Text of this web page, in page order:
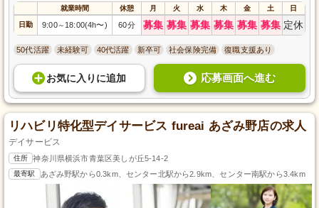
就業時間 休憩 月 火 水 木 金 土 日
日勤 9:00～ 18:00(4h〜) 60分 募集 募集 募集 募集 募集 募集 定休
50代活躍 未経験可 40代活躍 新卒可 社会保険完備 復職支援あり
お気に入り に追加 応募画面へ進む
リハビリ特化型デイサービス fureai あざみ野店の求人
デイサービス
住所 神奈川県横浜市青葉区美しが丘5-14-2
最寄駅 あざみ野駅から0.3km、センター北駅から2.9km、センター南駅から3.4km